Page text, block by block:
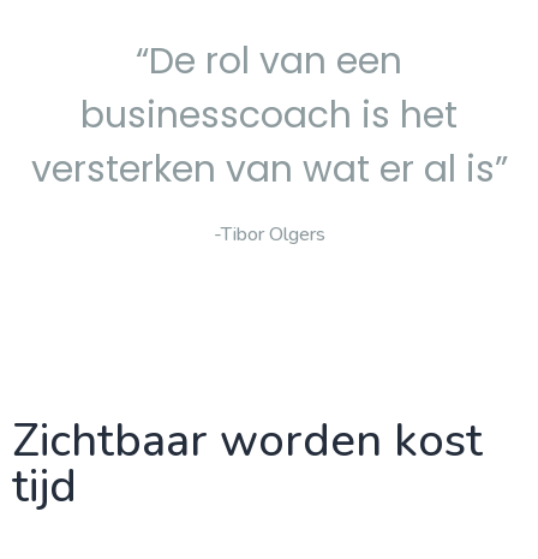
“De rol van een
businesscoach is het
versterken van wat er al is”
-Tibor Olgers
Zichtbaar worden kost
tijd